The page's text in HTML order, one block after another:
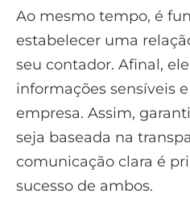
Ao mesmo tempo, é
estabelecer uma
seu contador. Afinal,
informações sensíveis
empresa. Assim,
seja baseada na
comunicação clara é
sucesso de ambos.